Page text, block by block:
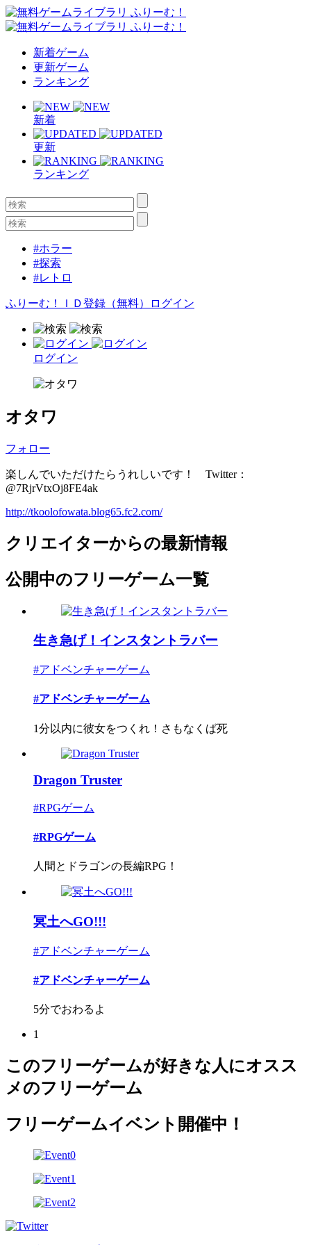
新着ゲーム
更新ゲーム
ランキング
新着
更新
ランキング
#ホラー
#探索
#レトロ
ふりーむ！ＩＤ登録（無料） ログイン
ログイン
オタワ
フォロー
楽しんでいただけたらうれしいです！ Twitter：
@7RjrVtxOj8FE4ak
http://tkoolofowata.blog65.fc2.com/
クリエイターからの最新情報
公開中のフリーゲーム一覧
生き急げ！インスタントラバー
#アドベンチャーゲーム
#アドベンチャーゲーム
1分以内に彼女をつくれ！さもなくば死
Dragon Truster
#RPGゲーム
#RPGゲーム
人間とドラゴンの長編RPG！
冥土へGO!!!
#アドベンチャーゲーム
#アドベンチャーゲーム
5分でおわるよ
1
このフリーゲームが好きな人にオスス
メのフリーゲーム
フリーゲームイベント開催中！